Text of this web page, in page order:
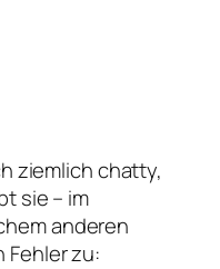
ziemlich chatty,
sie – im
anderen
Fehler zu: